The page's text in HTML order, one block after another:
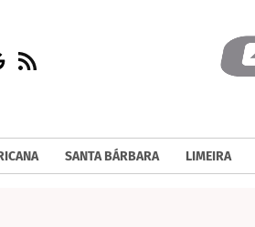
RSS
SANTA BÁRBARA LIMEIRA